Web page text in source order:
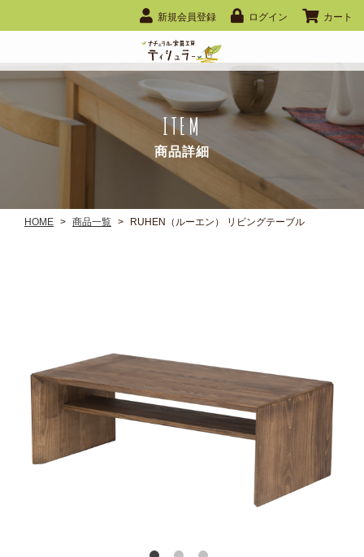
ITEM
商品詳細
新規会員登録 ログイン カート
HOME > 商品一覧 > RUHEN（ルーエン） リビングテーブル